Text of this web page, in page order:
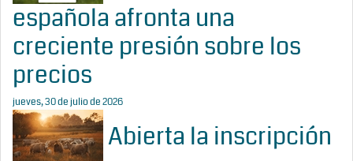
española afronta una
creciente presión sobre los
precios
jueves, 30 de julio de 2026
Abierta la inscripción